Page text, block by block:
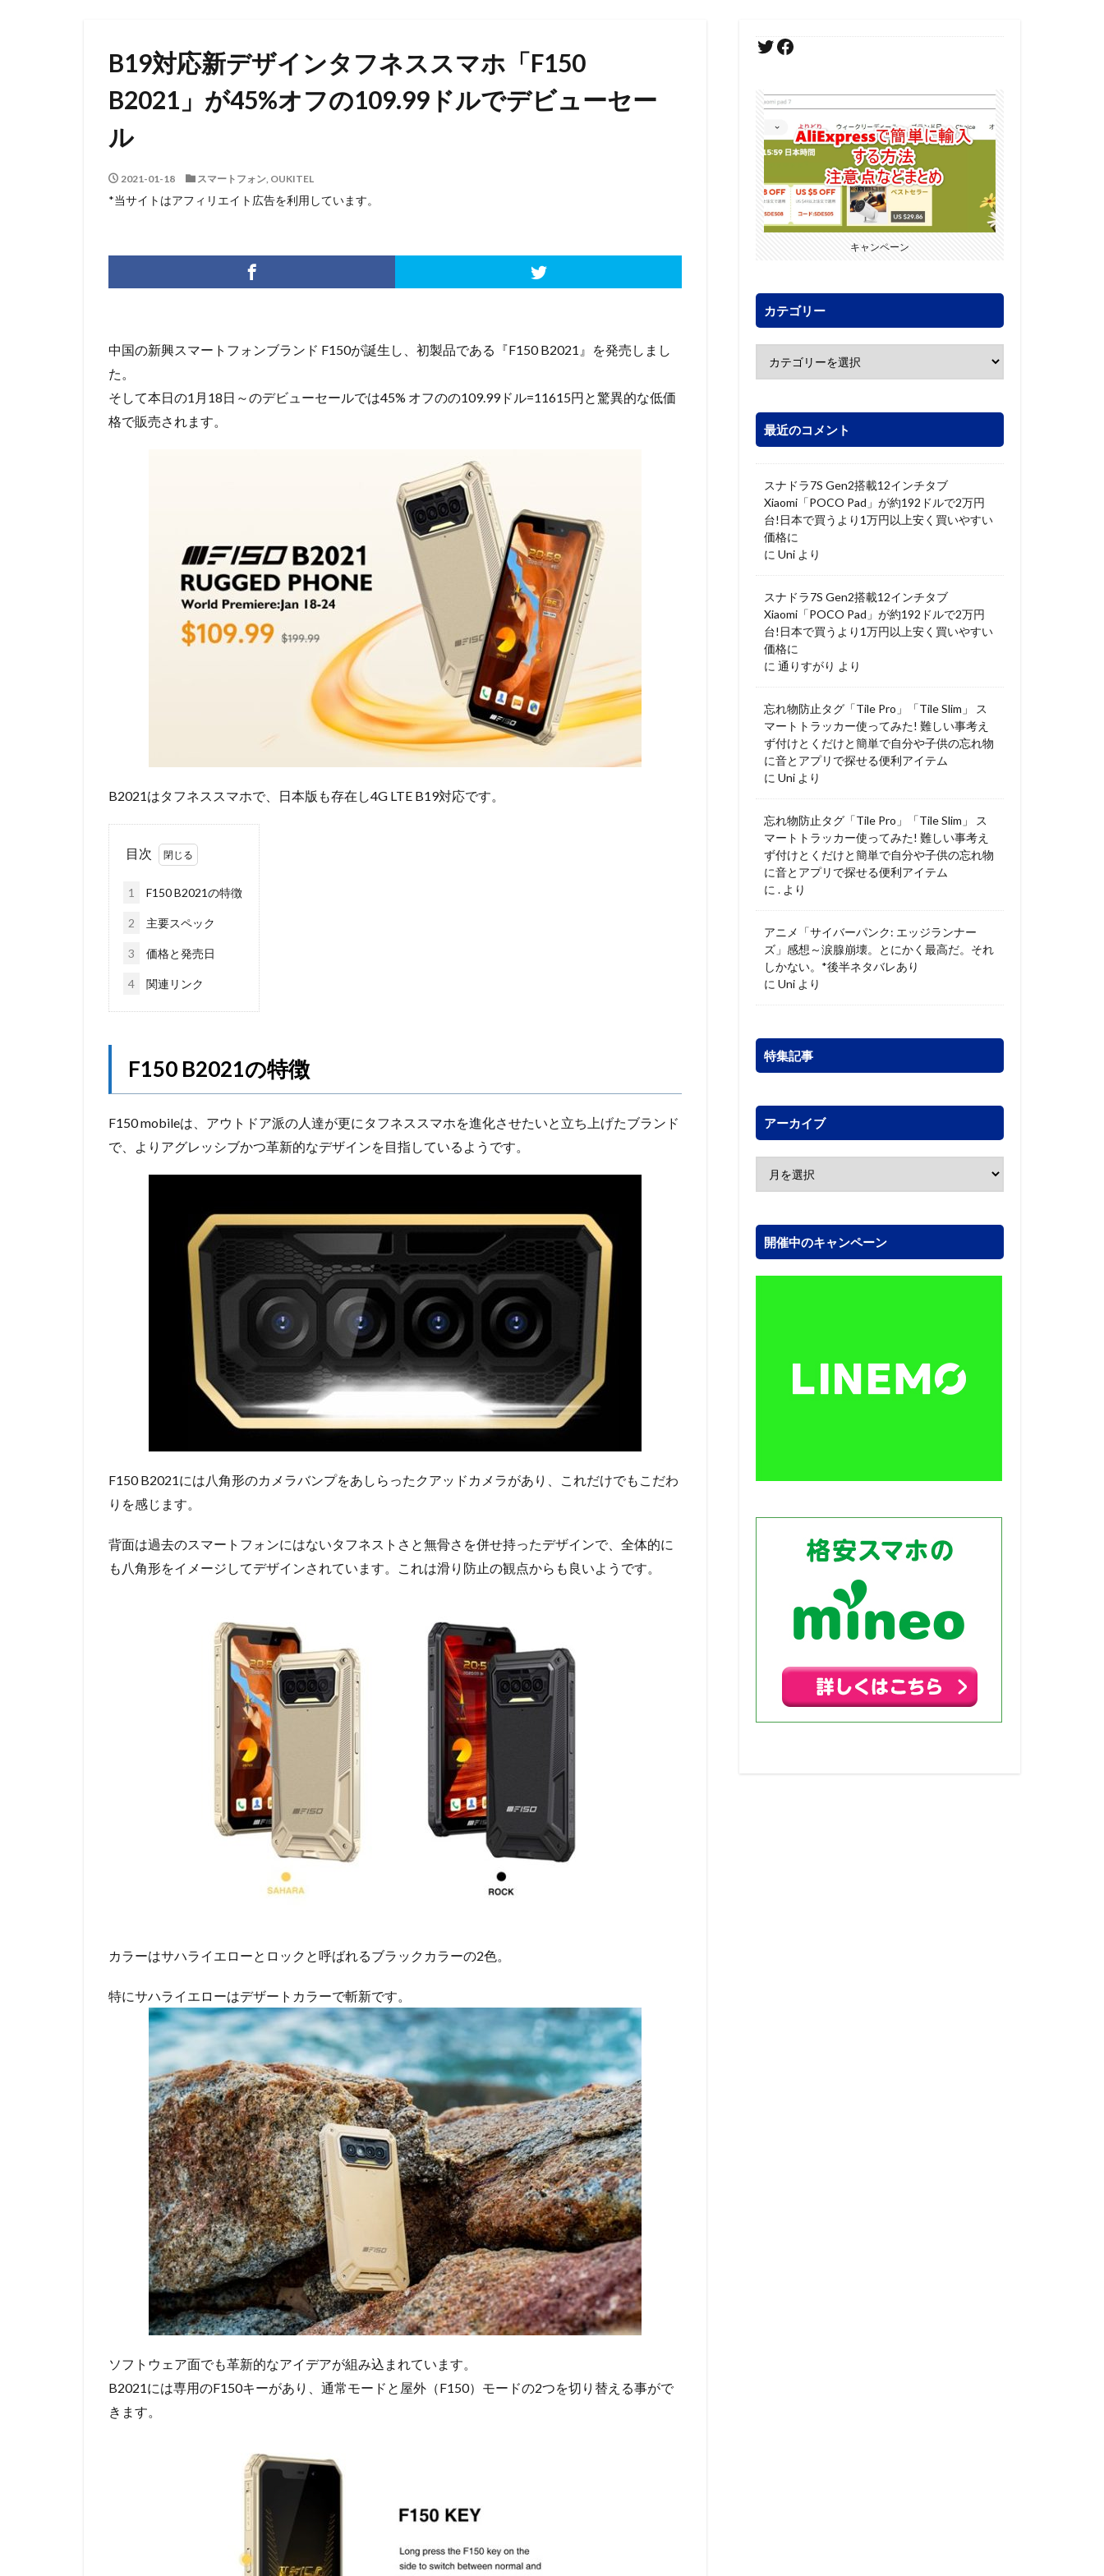
B19対応新デザインタフネススマホ「F150
B2021」が45%オフの109.99ドルでデビューセー
ル
2021-01-18 スマートフォン, OUKITEL
*当サイトはアフィリエイト広告を利用しています。
中国の新興スマートフォンブランド F150が誕生し、初製品である『F150 B2021』を発売しまし
た。
そして本日の1月18日～のデビューセールでは45% オフのの109.99ドル=11615円と驚異的な低価
格で販売されます。
B2021はタフネススマホで、日本版も存在し4G LTE B19対応です。
目次
1 F150 B2021の特徴
2 主要スペック
3 価格と発売日
4 関連リンク
F150 B2021の特徴
F150 mobileは、アウトドア派の人達が更にタフネススマホを進化させたいと立ち上げたブランド
で、よりアグレッシブかつ革新的なデザインを目指しているようです。
F150 B2021には八角形のカメラバンプをあしらったクアッドカメラがあり、これだけでもこだわ
りを感じます。
背面は過去のスマートフォンにはないタフネストさと無骨さを併せ持ったデザインで、全体的に
も八角形をイメージしてデザインされています。これは滑り防止の観点からも良いようです。
カラーはサハライエローとロックと呼ばれるブラックカラーの2色。
特にサハライエローはデザートカラーで斬新です。
ソフトウェア面でも革新的なアイデアが組み込まれています。
B2021には専用のF150キーがあり、通常モードと屋外（F150）モードの2つを切り替える事がで
きます。
キャンペーン
カテゴリー
最近のコメント
スナドラ7S Gen2搭載12インチタブ
Xiaomi「POCO Pad」が約192ドルで2万円
台!日本で買うより1万円以上安く買いやすい
価格に
に Uni より
スナドラ7S Gen2搭載12インチタブ
Xiaomi「POCO Pad」が約192ドルで2万円
台!日本で買うより1万円以上安く買いやすい
価格に
に 通りすがり より
忘れ物防止タグ「Tile Pro」「Tile Slim」 ス
マートトラッカー使ってみた! 難しい事考え
ず付けとくだけと簡単で自分や子供の忘れ物
に音とアプリで探せる便利アイテム
に Uni より
忘れ物防止タグ「Tile Pro」「Tile Slim」 ス
マートトラッカー使ってみた! 難しい事考え
ず付けとくだけと簡単で自分や子供の忘れ物
に音とアプリで探せる便利アイテム
に . より
アニメ「サイバーパンク: エッジランナー
ズ」感想～涙腺崩壊。とにかく最高だ。それ
しかない。*後半ネタバレあり
に Uni より
特集記事
アーカイブ
開催中のキャンペーン